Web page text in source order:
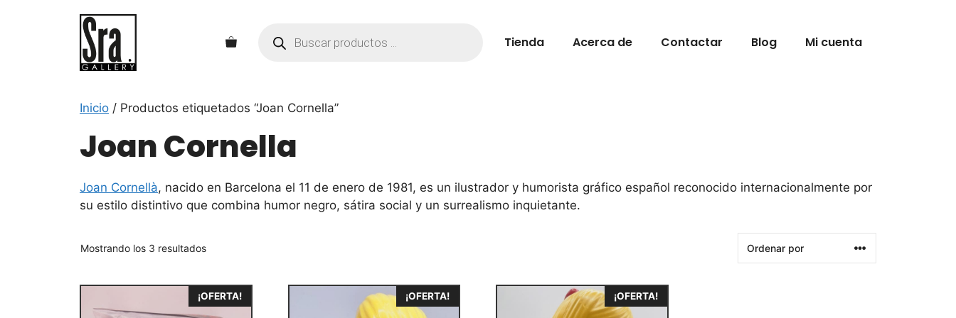
productos
Tienda Acerca de Contactar Blog Mi cuenta
Inicio / Productos etiquetados “Joan Cornella”
Joan Cornella
Joan Cornellà, nacido en Barcelona el 11 de enero de 1981, es un ilustrador y humorista gráfico español reconocido internacionalmente por
su estilo distintivo que combina humor negro, sátira social y un surrealismo inquietante.
Mostrando los 3 resultados
¡OFERTA! ¡OFERTA! ¡OFERTA!